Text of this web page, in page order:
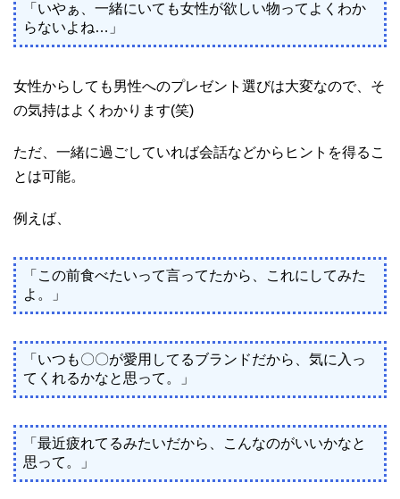
「いやぁ、一緒にいても女性が欲しい物ってよくわか
らないよね…」
女性からしても男性へのプレゼント選びは大変なので、そ
の気持はよくわかります(笑)
ただ、一緒に過ごしていれば会話などからヒントを得るこ
とは可能。
例えば、
「この前食べたいって言ってたから、これにしてみた
よ。」
「いつも〇〇が愛用してるブランドだから、気に入っ
てくれるかなと思って。」
「最近疲れてるみたいだから、こんなのがいいかなと
思って。」